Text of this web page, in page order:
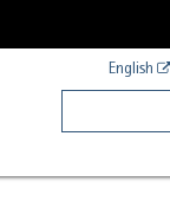
English